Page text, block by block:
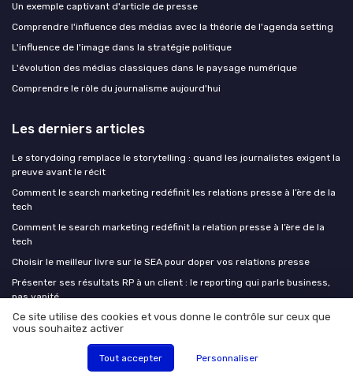
Un exemple captivant d'article de presse
Comprendre l'influence des médias avec la théorie de l'agenda setting
L'influence de l'image dans la stratégie politique
L'évolution des médias classiques dans le paysage numérique
Comprendre le rôle du journalisme aujourd'hui
Les derniers articles
Le storydoing remplace le storytelling : quand les journalistes exigent la
preuve avant le récit
Comment le search marketing redéfinit les relations presse à l’ère de la
tech
Comment le search marketing redéfinit la relation presse à l’ère de la
tech
Choisir le meilleur livre sur le SEA pour doper vos relations presse
Présenter ses résultats RP à un client : le reporting qui parle business,
pas vanité
PR Insiders
Ce site utilise des cookies et vous donne le contrôle sur ceux que
vous souhaitez activer
Tout accepter Personnaliser